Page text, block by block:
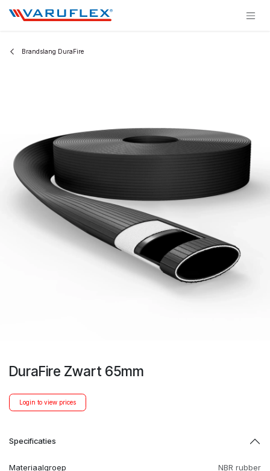
Brandslang DuraFire
DuraFire Zwart 65mm
Login to view prices
Specificaties
Materiaalgroep NBR rubber